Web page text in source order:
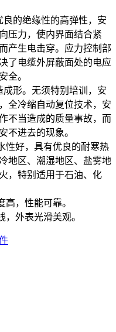
的绝缘性的高弹性，安
压力，使内界面结合紧
产生电击穿。应力控制部
了电缆外屏蔽面处的电应
全。
形。无须特别培训，安
全冷缩自动复位技术，安
不当造成的质量事故，而
不进去的现象。
性好，具有优良的耐寒热
地区、潮湿地区、盐雾地
，特别适用于石油、化
，性能可靠。
外表光滑美观。